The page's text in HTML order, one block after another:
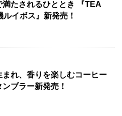
満たされるひととき 『TEA
ルイボス』新発売！
まれ、香りを楽しむコーヒー
ブラー新発売！